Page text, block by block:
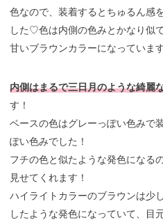
色なので、装着するとちゅるん感
した♡色は内側の色みとかなり似
甘いブラウンカラーになっていま
内側はまるで三日月のような綺麗
す！
ベースの色はグレーっぽい色みで
ぽい色みでした！
フチの色と似たような発色になる
見せてくれます！
ハイライトカラーのブラウンは少
したような発色になっていて、目